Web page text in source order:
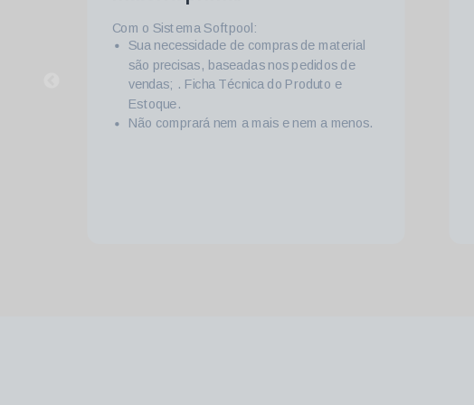
Com o Sistema Softpool você sabe
exatamente em qual etapa o pedido se
encontra dentro da Empresa. (Carteira,
Produção, Expedição, Faturado etc.)